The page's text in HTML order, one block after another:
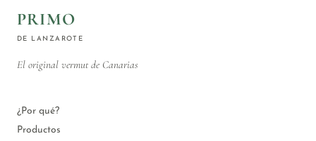
PRIMO
DE LANZAROTE
El original vermut de Canarias
¿Por qué?
Productos